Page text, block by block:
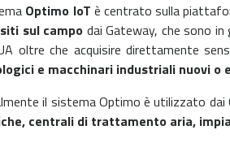
Optimo IoT è centrato sulla
sul campo dai Gateway, che sono
oltre che acquisire direttamente
e macchinari industriali nuovi o
il sistema Optimo è utilizzato dai
centrali di trattamento aria,